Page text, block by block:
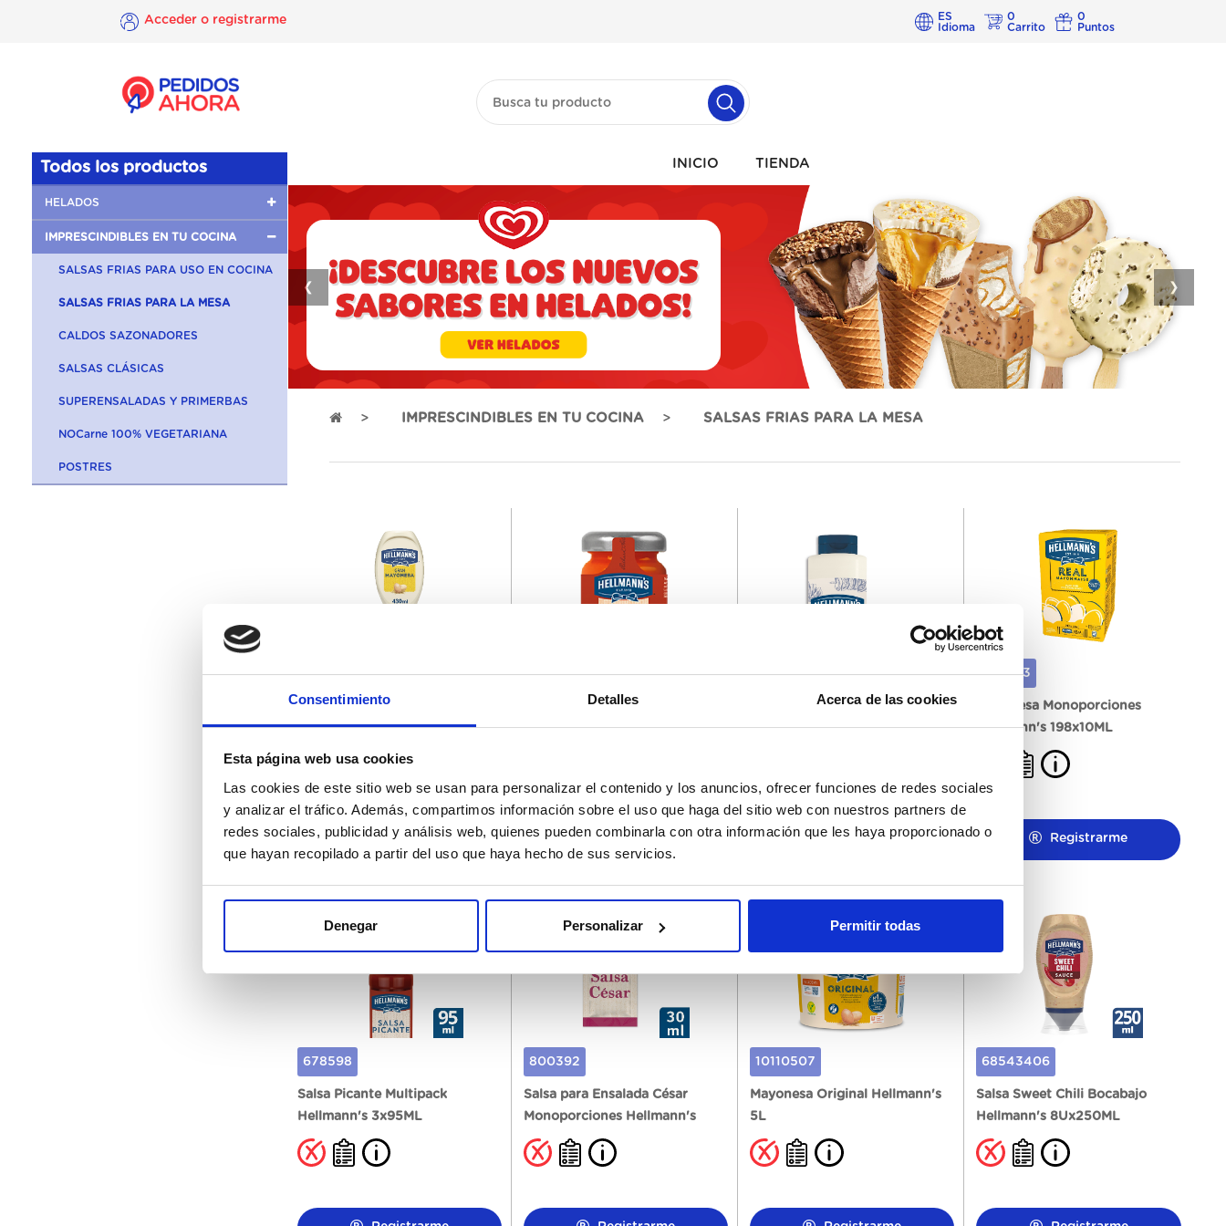
Consentimiento Detalles Acerca de las cookies
Esta página web usa cookies
Las cookies de este sitio web se usan para personalizar el contenido y los anuncios, ofrecer funciones de redes sociales
y analizar el tráfico. Además, compartimos información sobre el uso que haga del sitio web con nuestros partners de
redes sociales, publicidad y análisis web, quienes pueden combinarla con otra información que les haya proporcionado o
que hayan recopilado a partir del uso que haya hecho de sus servicios.
Denegar Personalizar Permitir todas
Acceder o registrarme
ES
Idioma
0
Carrito
0
Puntos
Todos los productos
HELADOS
IMPRESCINDIBLES EN TU COCINA
SALSAS FRIAS PARA USO EN COCINA
SALSAS FRIAS PARA LA MESA
CALDOS SAZONADORES
SALSAS CLÁSICAS
SUPERENSALADAS Y PRIMERBAS
NOCarne 100% VEGETARIANA
POSTRES
INICIO TIENDA
❮ ❯
IMPRESCINDIBLES EN TU COCINA SALSAS FRIAS PARA LA MESA
194758
Mayonesa Bocabajo Hellmann's
12Ux430ML
Registrarme
486001
Ketchup Mini Tarro Hellmann's
37GR
Registrarme
675657
Salsa Deluxe Hellmann's 850ML
Registrarme
676823
Mayonesa Monoporciones
Hellmann's 198x10ML
Registrarme
678598
Salsa Picante Multipack
Hellmann's 3x95ML
800392
Salsa para Ensalada César
Monoporciones Hellmann's
50x30ML
10110507
Mayonesa Original Hellmann's
5L
68543406
Salsa Sweet Chili Bocabajo
Hellmann's 8Ux250ML